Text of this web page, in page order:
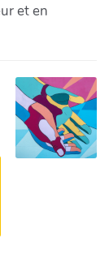
et en